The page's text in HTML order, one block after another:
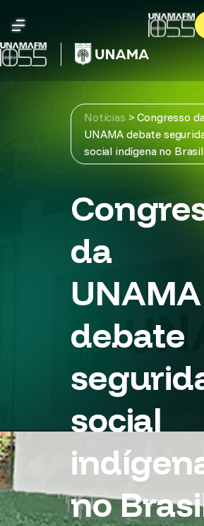
content
Notícias >Congresso
UNAMA debate
social indígena no Brasil
da
UNAMA
debate
social
no